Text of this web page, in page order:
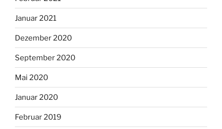
Januar 2021
Dezember 2020
September 2020
Mai 2020
Januar 2020
Februar 2019